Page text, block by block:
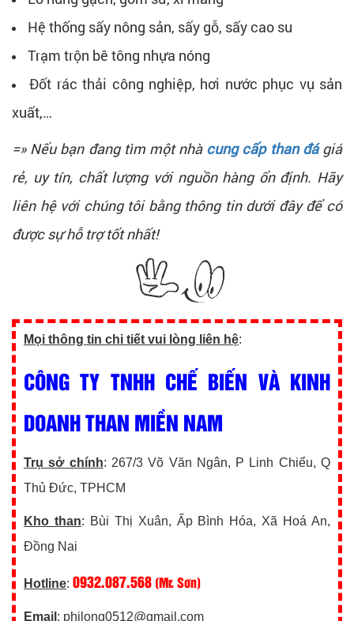
Hệ thống sấy nông sản, sấy gỗ, sấy cao su
Trạm trộn bê tông nhựa nóng
Đốt rác thải công nghiệp, hơi nước phục vụ sản
xuất,…
=» Nếu bạn đang tìm một nhà cung cấp than đágiá
rẻ, uy tín, chất lượng với nguồn hàng ổn định. Hãy
liên hệ với chúng tôi bằng thông tin dưới đây để có
được sự hỗ trợ tốt nhất!
Mọi thông tin chi tiết vui lòng liên hệ:
CÔNG TY TNHH CHẾ BIẾN VÀ KINH
DOANH THAN MIỀN NAM
Trụ sở chính: 267/3 Võ Văn Ngân, P Linh Chiểu, Q
Thủ Đức, TPHCM
Kho than: Bùi Thị Xuân, Ấp Bình Hóa, Xã Hoá An,
Đồng Nai
Hotline: 0932.087.568 (Mr. Sơn)
Email : philong0512@gmail.com